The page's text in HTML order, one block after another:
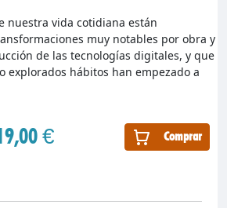
€ Comprar
nuestra vida cotidiana están
muy notables por obra y
de las tecnologías digitales, y que
explorados hábitos han empezado a